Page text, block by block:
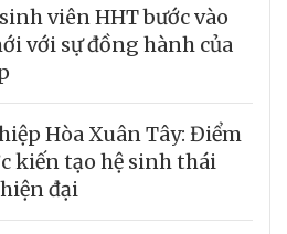
viên HHT bước vào
với sự đồng hành của
Hòa Xuân Tây: Điểm
kiến tạo hệ sinh thái
đại